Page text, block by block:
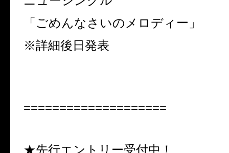
「ごめんなさいのメロディー」
※詳細後日発表
====================
★先行エントリー受付中！